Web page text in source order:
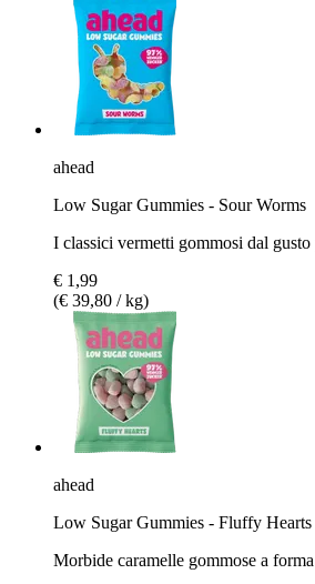
ahead
Low Sugar Gummies - Sour Worms
I classici vermetti gommosi dal
€ 1,99
(€ 39,80 / kg)
ahead
Low Sugar Gummies - Fluffy Hearts
Morbide caramelle gommose a